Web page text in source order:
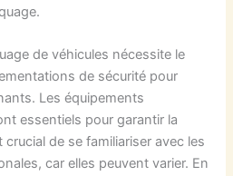
de véhicules nécessite le
de sécurité pour
Les équipements
essentiels pour garantir la
de se familiariser avec les
car elles peuvent varier. En